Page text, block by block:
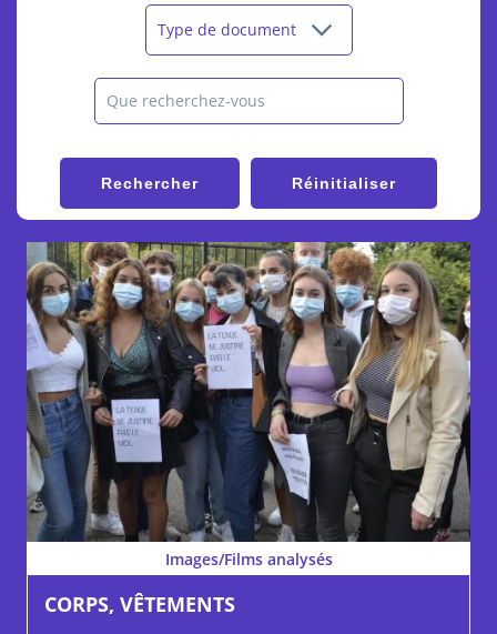
Images/Films analysés
CORPS, VÊTEMENTS